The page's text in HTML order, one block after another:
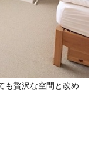
も贅沢な空間と改め